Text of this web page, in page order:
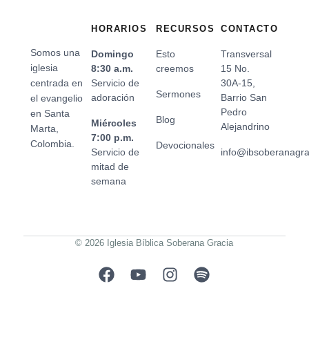
Somos una
iglesia
centrada en
el evangelio
en Santa
Marta,
Colombia.
HORARIOS
Domingo
8:30 a.m.
Servicio de
adoración
Miércoles
7:00 p.m.
Servicio de
mitad de
semana
RECURSOS
Esto
creemos
Sermones
Blog
Devocionales
CONTACTO
Transversal
15 No.
30A-15,
Barrio San
Pedro
Alejandrino
© 2026 Iglesia Bíblica Soberana Gracia